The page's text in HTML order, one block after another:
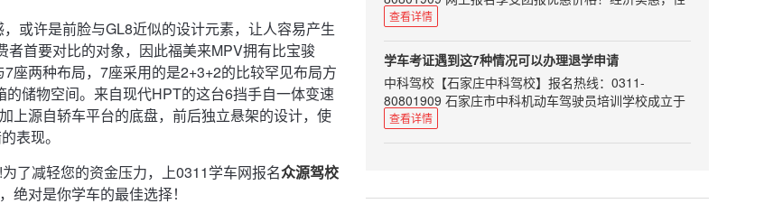
或许是前脸与GL8近似的设计元素，让人容易产生
首要对比的对象，因此福美来MPV拥有比宝骏
座两种布局，7座采用的是2+3+2的比较罕见布局方
储物空间。来自现代HPT的这台6挡手自一体变速
上源自轿车平台的底盘，前后独立悬架的设计，使
表现。
了减轻您的资金压力，上0311学车网报名众源驾校
对是你学车的最佳选择！
斯，终点为朝阳公园南门。返程过程中，车辆同样处于
D挡，我想的是全程都不使用暖风来为大家进行测试，
了。为了拍摄照片采集素材，所以我将暖风开启，把手
机放在出风口旁取暖，期间使用暖风大约5分钟左右，
待手机正常开机后我就把暖风关掉了。 由于返程时间较
晚，北京市内道路通畅，车辆基本以D挡模式下限制的
最高速度75km/h行驶。最后到达朝阳公园时，车辆行
事，更加规范了。但是这件事情遇到考驾照，却也让我
车也要过居住证的槛，限定必须满半年登记才可取得居
住证，让许多人的学车计划搁浅。异地学车这件事情本
来就挺头疼的，现在更是难上加难，很多有意向的学员
也被这道门槛挡在了门外。3教练员从业资格认定被取
消还有一件事情，其实是对我们教练的巨大改革，那就
是国家取消机动车驾驶培训教练员从业资格证认定，换
辛苦苦考来的教练证用来干什么？学员也不够认可你
如果你能做到对教练尊敬，教练会感觉你是一个很不错
的年轻人。理解教练员可能在平时的生活中犯一些小小
的错误，这个时候作为学员应该去了解原因理解你的教
练，而不是一味埋怨或者和你的教练对着干。教练员整
天工作十几个小时，重复性的工作，工作环境又很差，
难免会有一些脾气，这个时候你应该练好自己的车，理
解理解你的教练。想想一下，如果自己的父母这么累，
祺销量上就已经跟上了丰田汉兰达、福特锐界的脚步，
形成三强鼎立的中大型SUV市场格局，成为真正能与合
资抗衡的中国品牌高端SUV。 2016年对于广汽传祺来
说是丰收的一年，品牌总销量超过38万辆，同比大增
96%，远超行业平均增长水平。日前，广汽传祺公布了
最新的销售数据，在刚过去的1月份，广汽传祺销量劲
增31.4%，其中上市不久的七座SUV传祺GS8表现出
色，单月销量达9418辆，占总销量超2成 不再是单骑走
天下的传祺，GS8成为又一主力军 其16.38-25.98万的
望。去年10月底上市以来，其11月销量为2505辆，12
价比超高！持有国际驾照，能否在中国开车呢？交警部
驶。在中国境内驾驶机动车必须申领中国机动车驾驶
证。“国际驾照并不是驾照，只是驾照的多语言翻译文
件，也可以说是一个具有多国语言的驾照公证件。”深
圳交警介绍，根据联合国陆路交通国际条约，授权相关
的国际组织签发给已经在该国拥有驾照的驾驶员，主要
目的是为消除司机在国外驾车时，由于各国对驾照有不
深圳交警介绍，以下情况不可换领中国驾照：1.新西兰
查看详情
学车考证遇到这7种情况可以办理退学申请
中科驾校【石家庄中科驾校】报名热线：0311-
80801909 石家庄市中科机动车驾驶员培训学校成立于
2008年12月，位于石家庄市裕华区方兴路79号，总投
查看详情